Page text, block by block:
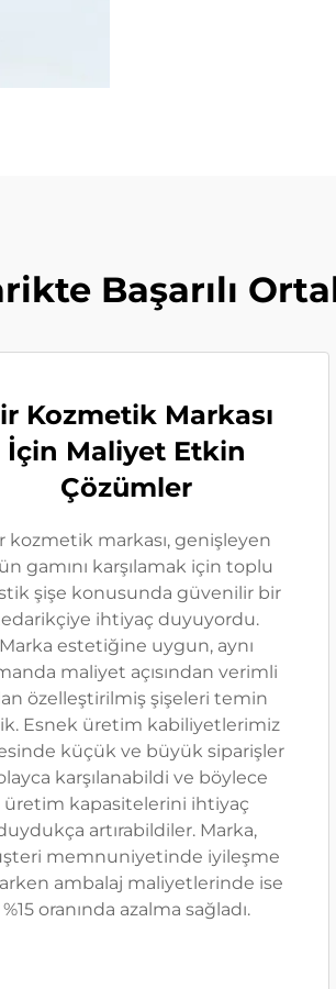
Başarılı
Kozmetik Markası
İçin Maliyet Etkin
Çözümler
kozmetik markası, genişleyen
gamını karşılamak için toplu
şişe konusunda güvenilir bir
ihtiyaç duyuyordu.
Marka estetiğine uygun, aynı
maliyet açısından verimli
özelleştirilmiş şişeleri temin
Esnek üretim kabiliyetlerimiz
küçük ve büyük siparişler
karşılanabildi ve böylece
üretim kapasitelerini ihtiyaç
artırabildiler. Marka,
memnuniyetinde iyileşme
ambalaj maliyetlerinde ise
%15 oranında azalma sağladı.